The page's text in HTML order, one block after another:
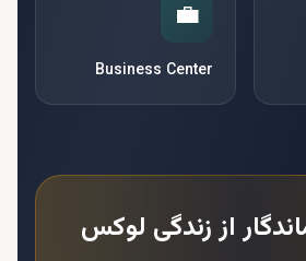
💼
Business Center
از زندگی لوکس